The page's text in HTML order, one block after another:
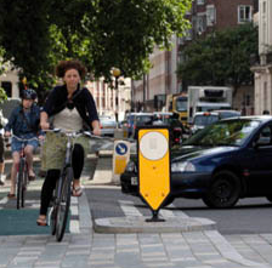
Petri Beiträge
Wege
Beiträge
Sicherheit